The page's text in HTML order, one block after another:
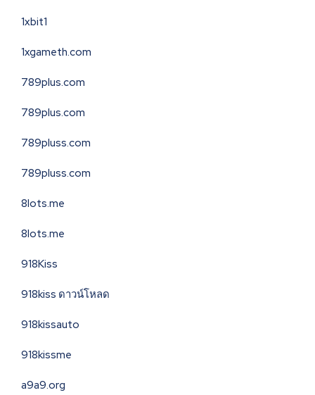
1xbit1
1xgameth.com
789plus.com
789plus.com
789pluss.com
789pluss.com
8lots.me
8lots.me
918Kiss
918kiss ดาวน์โหลด
918kissauto
918kissme
a9a9.org